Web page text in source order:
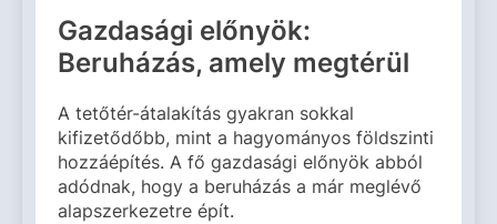
Gazdasági előnyök:
Beruházás, amely megtérül
A tetőtér-átalakítás gyakran sokkal
kifizetődőbb, mint a hagyományos földszinti
hozzáépítés. A fő gazdasági előnyök abból
adódnak, hogy a beruházás a már meglévő
alapszerkezetre épít.